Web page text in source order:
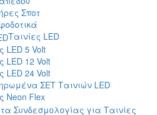
Σποτ
Ταινίες LED
LED 5 Volt
LED 12 Volt
LED 24 Volt
ΣΕΤ Ταινιών LED
Neon Flex